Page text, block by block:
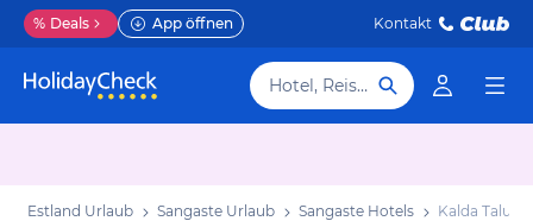
% Deals App öffnen Kontakt
Hotel, Reiseziel
Estland Urlaub Sangaste Urlaub Sangaste Hotels Kalda Talu